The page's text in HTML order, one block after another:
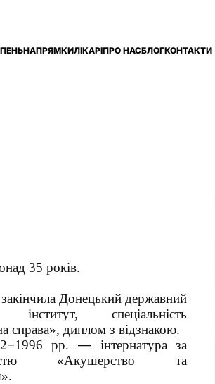
НАПРЯМКИЛІКАРІПРО НАСБЛОГКОНТАКТИ
35 років.
закінчила Донецький державний
інститут, спеціальність
справа», диплом з відзнакою.
−1996 рр. —інтернатура за
«Акушерство та